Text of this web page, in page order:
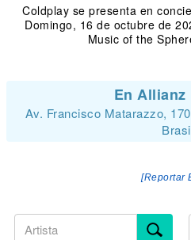
Coldplay se presenta en
Domingo, 16 de octubre de
Music of the
En Allianz
Av. Francisco Matarazzo,
[Reportar